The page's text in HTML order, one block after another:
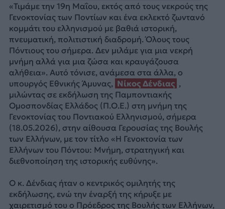
«Τιμάμε την 19η Μαΐου, εκτός από τους νεκρούς της
Γενοκτονίας των Ποντίων και ένα εκλεκτό ζωντανό
κομμάτι του ελληνισμού με βαθιά ιστορική,
πνευματική, πολιτιστική διαδρομή. Όλους τους
Πόντιους του σήμερα. Δεν μιλάμε για μια νεκρή
μνήμη αλλά για μια ζώσα και κραυγάζουσα
αλήθεια». Αυτό τόνισε, ανάμεσα στα άλλα, ο
υπουργός Εθνικής Άμυνας, Νίκος Δένδιας ,
μιλώντας σε εκδήλωση της Παμποντιακής
Ομοσπονδίας Ελλάδος (Π.Ο.Ε.) στη μνήμη της
Γενοκτονίας του Ποντιακού Ελληνισμού, σήμερα
(18.05.2026), στην αίθουσα Γερουσίας της Βουλής
των Ελλήνων, με τον τίτλο «Η Γενοκτονία των
Ελλήνων του Πόντου: Μνήμη, στρατηγική και
διεθνοποίηση της ιστορικής ευθύνης».
Ο κ. Δένδιας ήταν ο κεντρικός ομιλητής της
εκδήλωσης, ενώ την έναρξή της κήρυξε με
χαιρετισμό του ο Πρόεδρος της Βουλής των Ελλήνων,